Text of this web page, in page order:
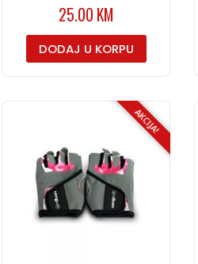
25.00 KM
DODAJ U KORPU
AKCIJA!